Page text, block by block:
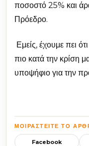
ποσοστό 25% και
Πρόεδρο.
Εμείς, έχουμε πει
πιο κατά την κρίση
υποψήφιο για την
ΜΟΙΡΑΣΤΕΊΤΕ ΤΟ
Facebook